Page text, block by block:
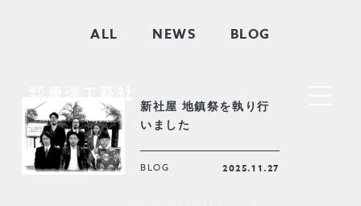
ALL NEWS BLOG
新社屋 地鎮祭を執り行
いました
BLOG 2025.11.27